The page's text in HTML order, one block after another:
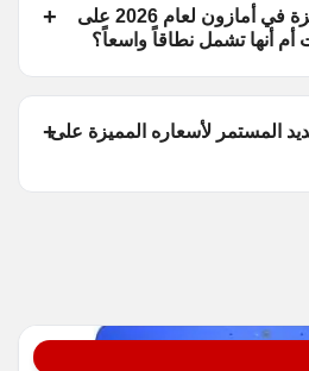
هل تقتصر الأسعار المميزة في أمازون لعام 2026 على
أم أنها تشمل نطاقاً واسعاً؟
المستمر لأسعاره المميزة على